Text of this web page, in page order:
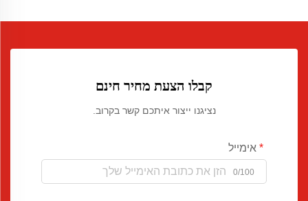
קבלו הצעת מחיר חינם
נציגנו ייצור איתכם קשר בקרוב.
אימייל
0/100